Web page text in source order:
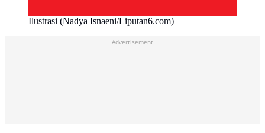
Ilustrasi (Nadya Isnaeni/Liputan6.com)
Advertisement